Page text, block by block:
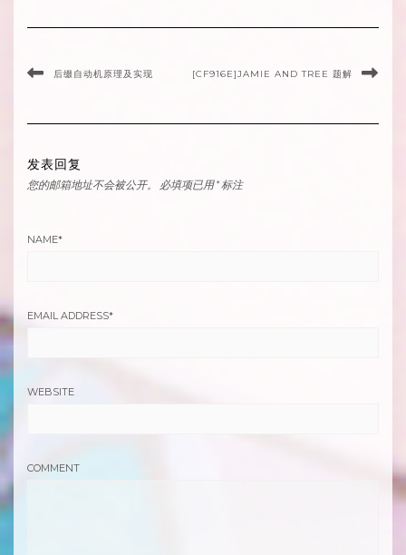
后缀自动机原理及实现 [CF916E]JAMIE AND TREE 题解
发表回复
您的邮箱地址不会被公开。 必填项已用*标注
NAME*
EMAIL ADDRESS*
WEBSITE
COMMENT